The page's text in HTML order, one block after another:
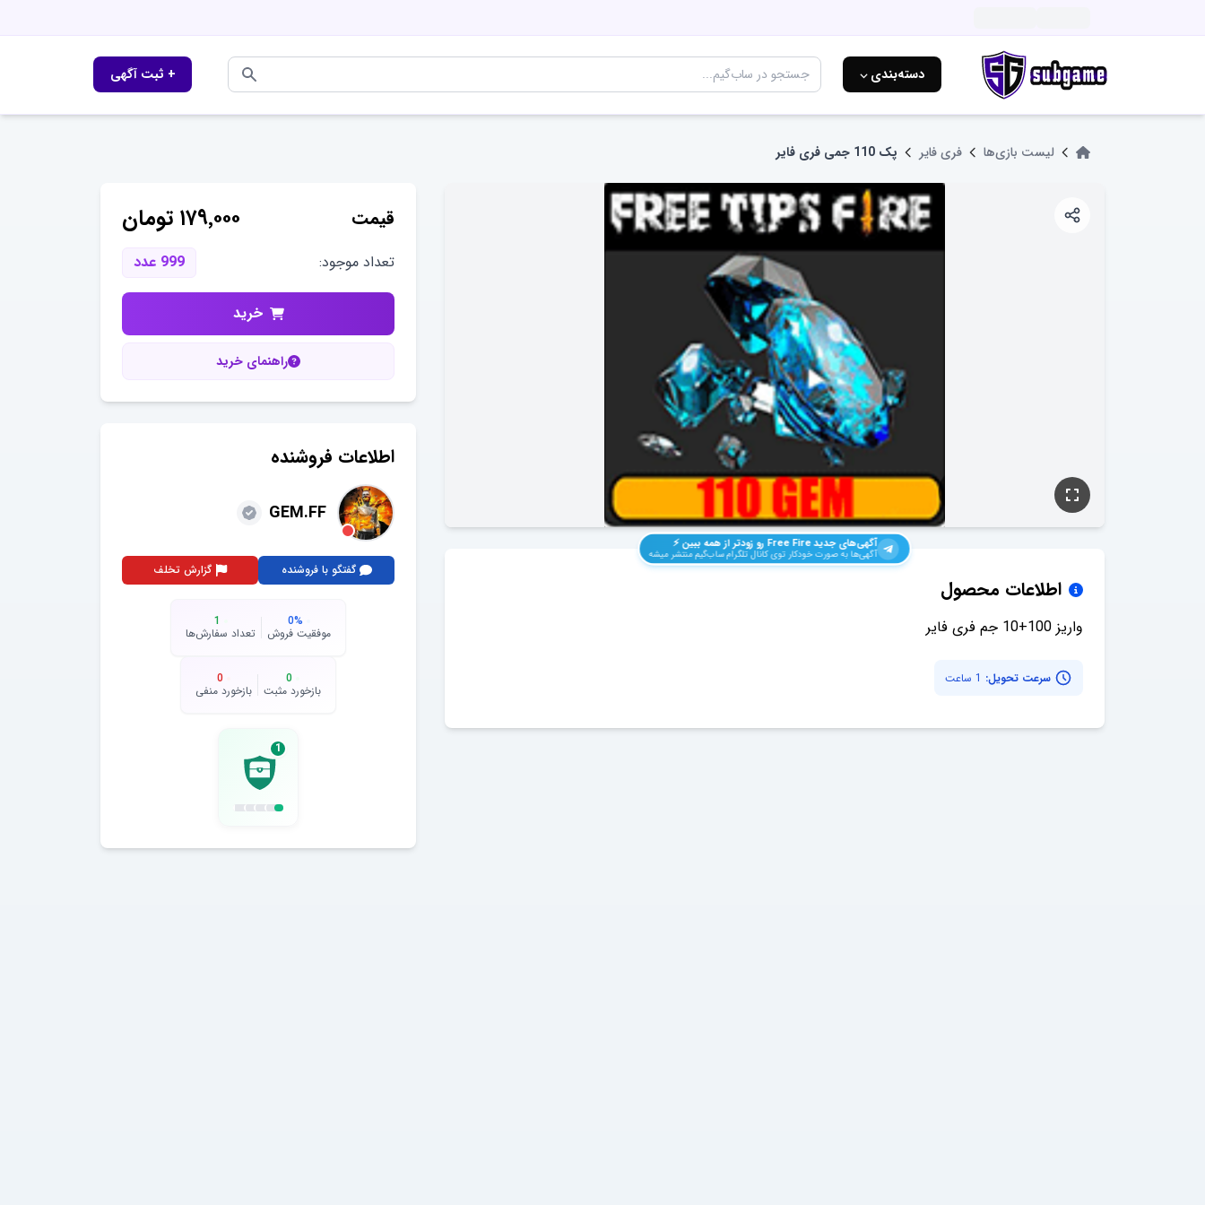
دسته‌بندی ⌵ + ثبت آگهی
لیست بازی‌ها فری فایر پک 110 جمی فری فایر
آگهی‌های جدیدFree Fire رو زودتر از همه ببین ⚡️
آگهی‌ها به صورت خودکار توی کانال تلگرام ساب‌گیم منتشر میشه
اطلاعات محصول
واریز 100+10 جم فری فایر
سرعت تحویل: 1 ساعت
قیمت ۱۷۹٬۰۰۰ تومان
تعداد موجود: 999 عدد
خرید
راهنمای خرید
اطلاعات فروشنده
GEM.FF
گفتگو با فروشنده گزارش تخلف
0%
موفقیت فروش
1
تعداد سفارش‌ها
0
بازخورد مثبت
0
بازخورد منفی
1